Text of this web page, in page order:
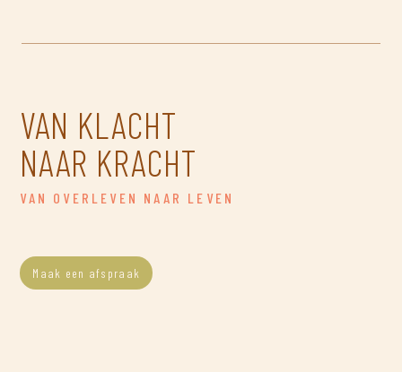
VAN KLACHT
NAAR KRACHT
VAN OVERLEVEN NAAR LEVEN
Maak een afspraak